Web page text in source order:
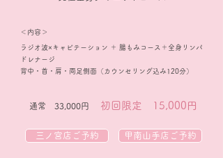
甲南山手店ご予約
通常 33,000円
三ノ宮店ご予約
＜内容＞
ラジオ波×キャビテーション ＋ 腸もみコース＋全身リンパ
ドレナージ
​背中・首・肩・両足側面（カウンセリング込み120分）
初回限定 15,000円